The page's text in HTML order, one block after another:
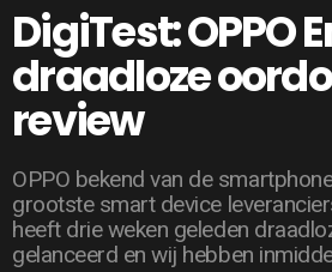
DigiTest: OPPO
draadloze
review
OPPO bekend van de
grootste smart device
heeft drie weken geleden
gelanceerd en wij hebben